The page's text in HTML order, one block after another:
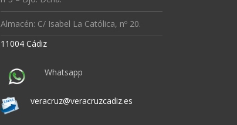
Almacén: C/ Isabel La Católica, nº 20.
11004 Cádiz
Whatsapp
veracruz@veracruzcadiz.es